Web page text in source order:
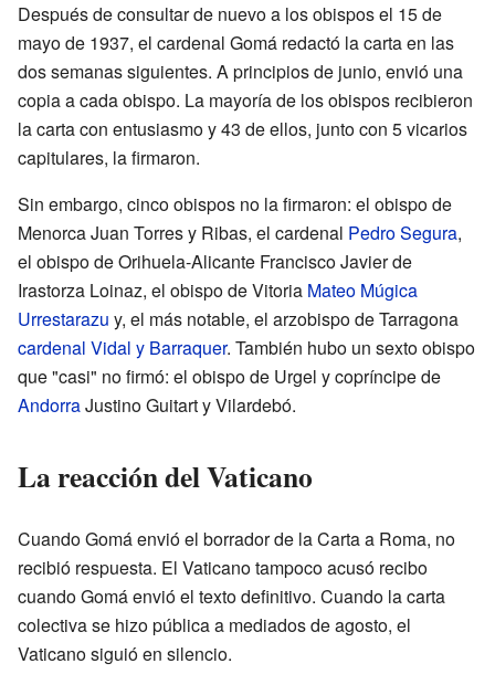
Después de consultar de nuevo a los obispos el 15 de
mayo de 1937, el cardenal Gomá redactó la carta en las
dos semanas siguientes. A principios de junio, envió una
copia a cada obispo. La mayoría de los obispos recibieron
la carta con entusiasmo y 43 de ellos, junto con 5 vicarios
capitulares, la firmaron.
Sin embargo, cinco obispos no la firmaron: el obispo de
Menorca Juan Torres y Ribas, el cardenal Pedro Segura,
el obispo de Orihuela-Alicante Francisco Javier de
Irastorza Loinaz, el obispo de Vitoria Mateo Múgica
Urrestarazu y, el más notable, el arzobispo de Tarragona
cardenal Vidal y Barraquer. También hubo un sexto obispo
que "casi" no firmó: el obispo de Urgel y copríncipe de
AndorraJustino Guitart y Vilardebó.
La reacción del Vaticano
Cuando Gomá envió el borrador de la Carta a Roma, no
recibió respuesta. El Vaticano tampoco acusó recibo
cuando Gomá envió el texto definitivo. Cuando la carta
colectiva se hizo pública a mediados de agosto, el
Vaticano siguió en silencio.